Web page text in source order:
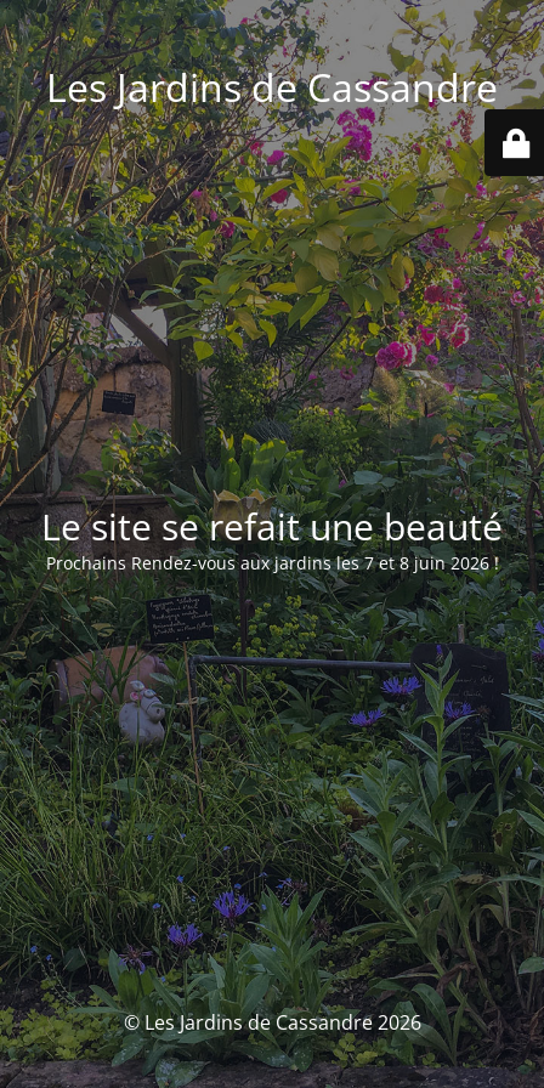
Les Jardins de Cassandre
Le site se refait une beauté
Prochains Rendez-vous aux jardins les 7 et 8 juin 2026 !
© Les Jardins de Cassandre 2026